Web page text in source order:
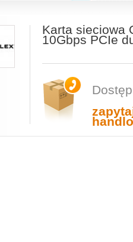
Karta sieciowa
10Gbps PCIe